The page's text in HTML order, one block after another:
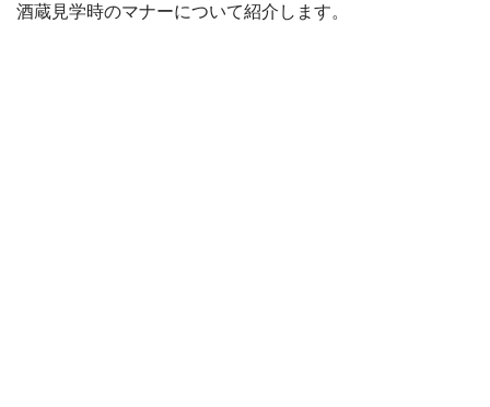
酒蔵見学時のマナーについて紹介します。